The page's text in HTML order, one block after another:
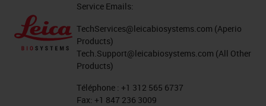
Service Emails:
TechServices@leicabiosystems.com (Aperio
Products)
Tech.Support@leicabiosystems.com (All Other
Products)
Téléphone : +1 312 565 6737
Fax: +1 847 236 3009